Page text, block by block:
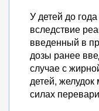
У детей до
вследствие
введенный в
дозы ранее
случае с
детей,
силах